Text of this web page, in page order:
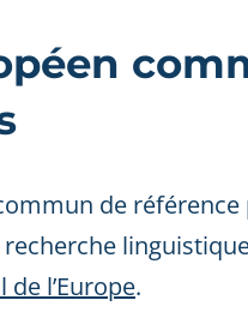
de
de l’Europe.